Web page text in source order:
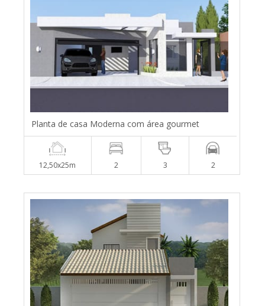
Planta de casa Moderna com área gourmet
12,50x25m 2 3 2